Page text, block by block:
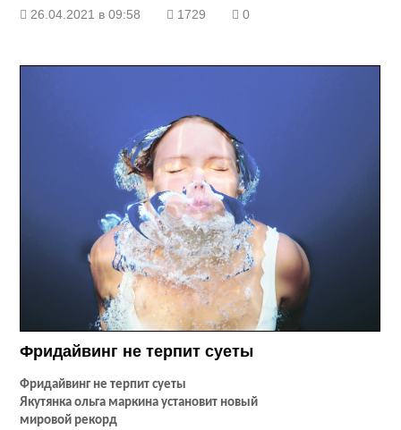
26.04.2021 в 09:58 1729 0
Фридайвинг не терпит суеты
Фридайвинг не терпит суеты
Якутянка ольга маркина установит новый
мировой рекорд